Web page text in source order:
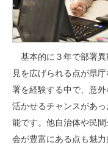
基本的に３年で部署異
見を広げられる点が県
署を経験する中で、意
活かせるチャンスがあ
能です。他自治体や民
会が豊富にある点も魅力